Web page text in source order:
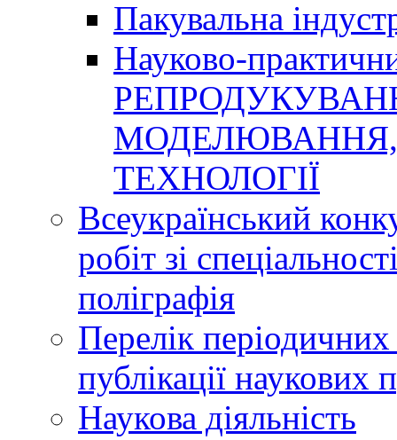
Пакувальна
Науково-
МОДЕЛЮВАННЯ,
ТЕХНОЛОГІЇ
Всеукраїнський
робіт зі
поліграфія
Перелік
публікації наукових
Наукова діяльність